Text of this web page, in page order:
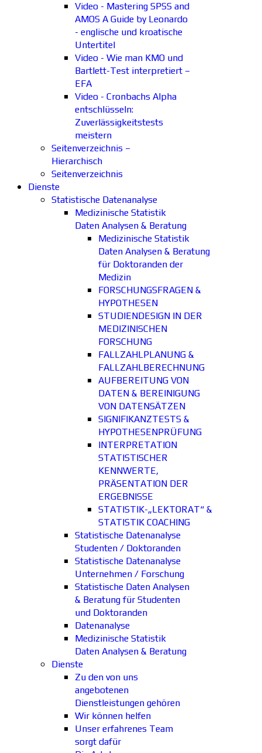
Video - Mastering SPSS and
AMOS A Guide by Leonardo
- englische und kroatische
Untertitel
Video - Wie man KMO und
Bartlett-Test interpretiert –
EFA
Video - Cronbachs Alpha
entschlüsseln:
Zuverlässigkeitstests
meistern
Seitenverzeichnis –
Hierarchisch
Seitenverzeichnis
Dienste
Statistische Datenanalyse
Medizinische Statistik
Daten Analysen & Beratung
Medizinische Statistik
Daten Analysen & Beratung
für Doktoranden der
Medizin
FORSCHUNGSFRAGEN &
HYPOTHESEN
STUDIENDESIGN IN DER
MEDIZINISCHEN
FORSCHUNG
FALLZAHLPLANUNG &
FALLZAHLBERECHNUNG
AUFBEREITUNG VON
DATEN & BEREINIGUNG
VON DATENSÄTZEN
SIGNIFIKANZTESTS &
HYPOTHESENPRÜFUNG
INTERPRETATION
STATISTISCHER
KENNWERTE,
PRÄSENTATION DER
ERGEBNISSE
STATISTIK-„LEKTORAT“ &
STATISTIK COACHING
Statistische Datenanalyse
Studenten / Doktoranden
Statistische Datenanalyse
Unternehmen / Forschung
Statistische Daten Analysen
& Beratung für Studenten
und Doktoranden
Datenanalyse
Medizinische Statistik
Daten Analysen & Beratung
Dienste
Zu den von uns
angebotenen
Dienstleistungen gehören
Wir können helfen
Unser erfahrenes Team
sorgt dafür